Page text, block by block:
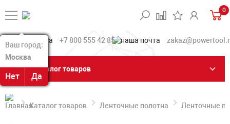
Ваш город:
Москва
Нет Да
Ваш город:
Москва
Нет Да
0
+7 800 555 42 85
Каталог товаров
Каталог товаров Ленточные полотна Ленточные